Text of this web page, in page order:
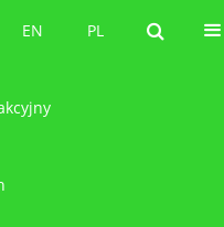
PL
EN PL
EN